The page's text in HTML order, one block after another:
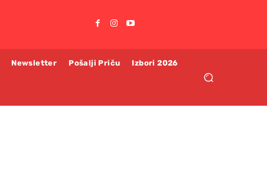
Newsletter Pošalji Priču Izbori 2026